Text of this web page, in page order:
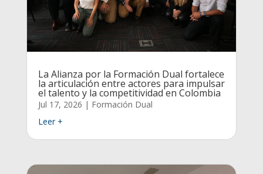
La Alianza por la Formación Dual fortalece
la articulación entre actores para impulsar
el talento y la competitividad en Colombia
Jul 17, 2026 | Formación Dual
Leer +